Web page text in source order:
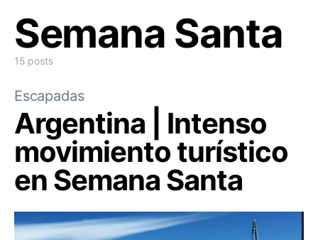
Semana Santa
15 posts
Escapadas
Argentina | Intenso
movimiento turístico
en Semana Santa